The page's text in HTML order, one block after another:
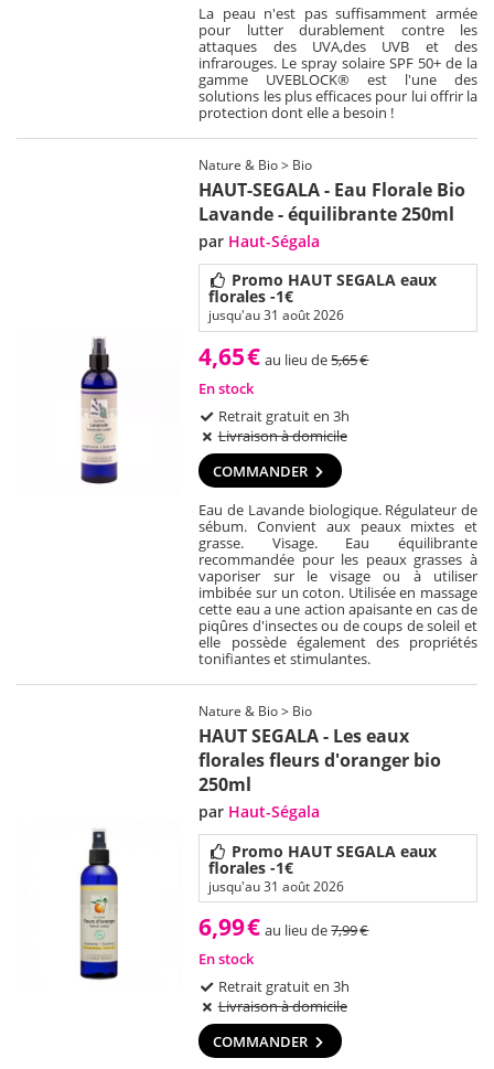
La peau n'est pas suffisamment armée
pour lutter durablement contre les
attaques des UVA,des UVB et des
infrarouges. Le spray solaire SPF 50+ de la
gamme UVEBLOCK® est l'une des
solutions les plus efficaces pour lui offrir la
protection dont elle a besoin !
Nature & Bio > Bio
HAUT-SEGALA - Eau Florale Bio
Lavande - équilibrante 250ml
par Haut-Ségala
Promo HAUT SEGALA eaux
florales -1€
jusqu'au 31 août 2026
4,65€ au lieu de5,65€
En stock
Retrait gratuit en 3h
Livraison à domicile
COMMANDER
Eau de Lavande biologique. Régulateur de
sébum. Convient aux peaux mixtes et
grasse. Visage. Eau équilibrante
recommandée pour les peaux grasses à
vaporiser sur le visage ou à utiliser
imbibée sur un coton. Utilisée en massage
cette eau a une action apaisante en cas de
piqûres d'insectes ou de coups de soleil et
elle possède également des propriétés
tonifiantes et stimulantes.
Nature & Bio > Bio
HAUT SEGALA - Les eaux
florales fleurs d'oranger bio
250ml
par Haut-Ségala
Promo HAUT SEGALA eaux
florales -1€
jusqu'au 31 août 2026
6,99€ au lieu de7,99€
En stock
Retrait gratuit en 3h
Livraison à domicile
COMMANDER